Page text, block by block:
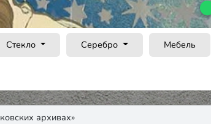
Стекло Серебро Мебель
архивах»